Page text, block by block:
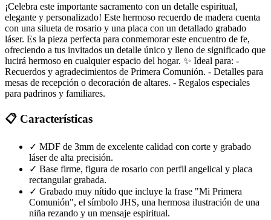
¡Celebra este importante sacramento con un detalle espiritual,
elegante y personalizado! Este hermoso recuerdo de madera cuenta
con una silueta de rosario y una placa con un detallado grabado
láser. Es la pieza perfecta para conmemorar este encuentro de fe,
ofreciendo a tus invitados un detalle único y lleno de significado que
lucirá hermoso en cualquier espacio del hogar. ✨ Ideal para: -
Recuerdos y agradecimientos de Primera Comunión. - Detalles para
mesas de recepción o decoración de altares. - Regalos especiales
para padrinos y familiares.
📋 Características
✓ MDF de 3mm de excelente calidad con corte y grabado
láser de alta precisión.
✓ Base firme, figura de rosario con perfil angelical y placa
rectangular grabada.
✓ Grabado muy nítido que incluye la frase "Mi Primera
Comunión", el símbolo JHS, una hermosa ilustración de una
niña rezando y un mensaje espiritual.